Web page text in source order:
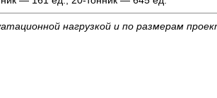
нагрузкой и по размерам